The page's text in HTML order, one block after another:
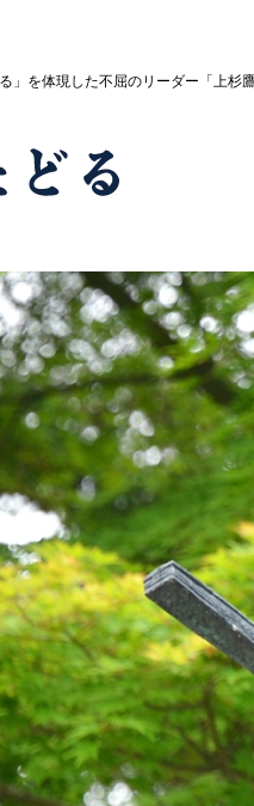
」を体現した不屈のリーダー「上杉鷹